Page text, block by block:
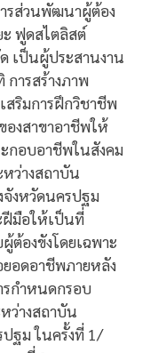
รส่วนพัฒนาผู้ต้อง
ฟูดสไตลิสต์
เป็นผู้ประสานงาน
การสร้างภาพ
สริมการฝึกวิชาชีพ
องสาขาอาชีพให้
กอบอาชีพในสังคม
หว่างสถาบัน
จังหวัดนครปฐม
ฝีมือให้เป็นที่
ต้องขังโดยเฉพาะ
อดอาชีพภายหลัง
กำหนดกรอบ
ว่างสถาบัน
ปฐม ในครั้งที่ 1/